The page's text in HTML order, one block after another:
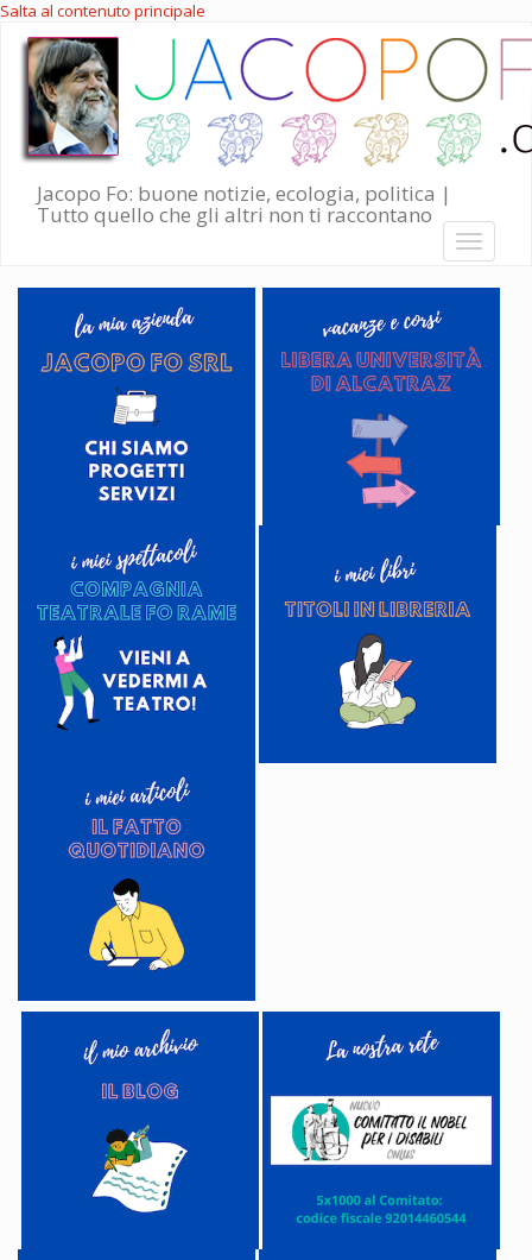
Salta al contenuto principale
Jacopo Fo: buone notizie, ecologia, politica |
Tutto quello che gli altri non ti raccontano
Toggle